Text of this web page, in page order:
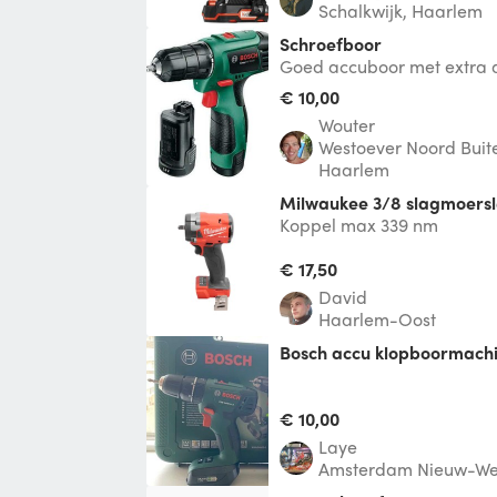
Schalkwijk, Haarlem
Schroefboor
Goed accuboor met extra
schroeven, maar ook
muren bor
€ 10,00
Wouter
Westoever Noord
Haarlem
Milwaukee 3/8
Koppel max 339 nm
€ 17,50
David
Haarlem-Oost
Bosch accu
€ 10,00
Laye
Amsterdam Nieuw-